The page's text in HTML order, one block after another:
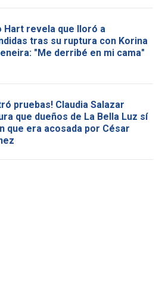
Hart revela que lloró a
tras su ruptura con Korina
"Me derribé en mi cama"
pruebas! Claudia Salazar
que dueños de La Bella Luz sí
que era acosada por César